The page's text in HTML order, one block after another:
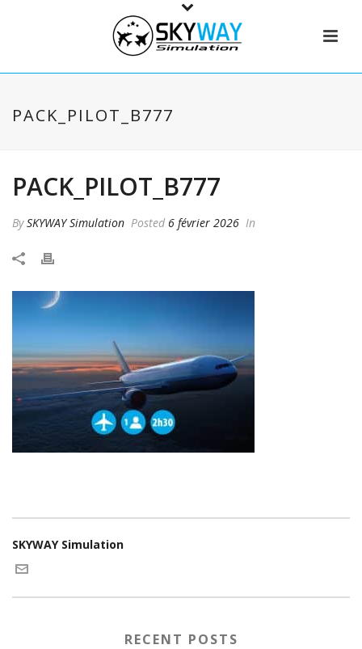
PACK_PILOT_B777
PACK_PILOT_B777
BySKYWAY Simulation Posted 6 février 2026 In
SKYWAY Simulation
RECENT POSTS